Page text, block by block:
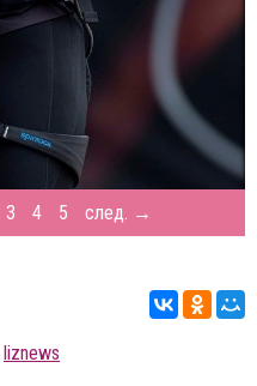
3 4 5 след. →
liznews